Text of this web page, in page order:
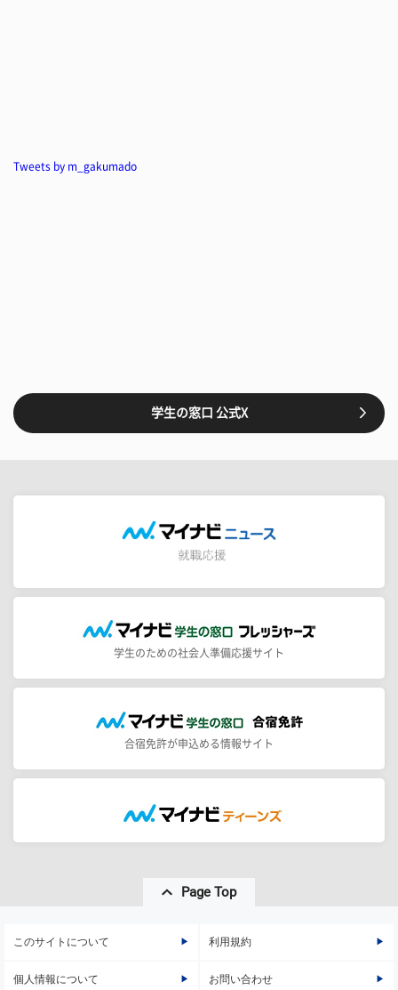
Tweets by m_gakumado
学生の窓口 公式X
学生のための社会人準備応援サイト
合宿免許が申込める情報サイト
Page Top
このサイトについて 利用規約
個人情報について お問い合わせ